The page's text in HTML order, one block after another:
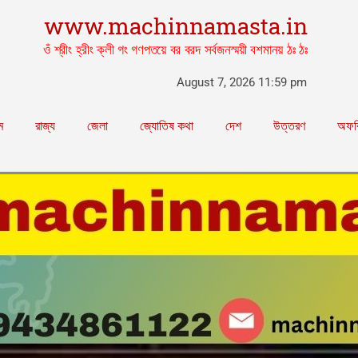
www.machinnamasta.in
ওঁ শ্রীং হ্রীং ক্লী গং গণপতয়ে বর বরদ সর্বজনস্ময়ী বশমানয় ঠঃ ঠঃ
August 7, 2026 11:59 pm
রাজ্য জেলা জ্যোতিষ কথা দেশ উত্তরণ